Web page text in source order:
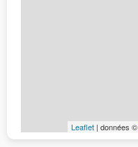
Leaflet | données ©